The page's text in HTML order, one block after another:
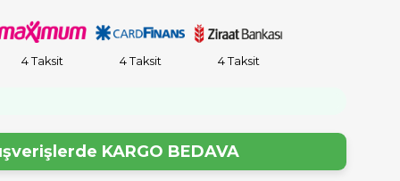
4 Taksit 4 Taksit 4 Taksit
KARGO BEDAVA